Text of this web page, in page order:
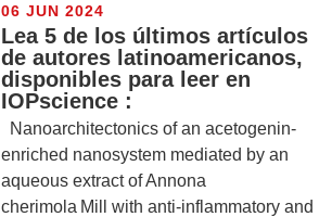
06 JUN 2024
Lea 5 de los últimos artículos
de autores latinoamericanos,
disponibles para leer en
IOPscience :
Nanoarchitectonics of an acetogenin-
enriched nanosystem mediated by an
aqueous extract of Annona
cherimola Mill with anti-inflammatory and